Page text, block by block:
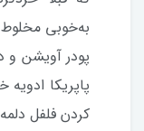
به‌خوبی
پودر آویشن و
پاپریکا
کردن فلفل